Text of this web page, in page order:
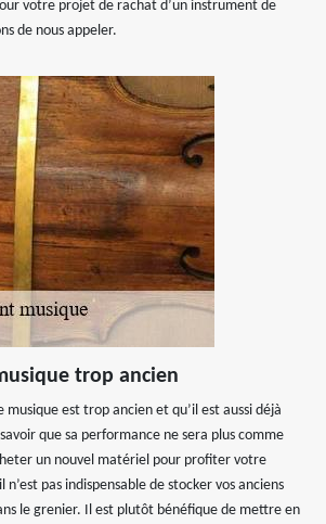
votre projet de rachat d’un instrument de
de nous appeler.
trop ancien
est trop ancien et qu’il est aussi déjà
que sa performance ne sera plus comme
un nouvel matériel pour profiter votre
n’est pas indispensable de stocker vos anciens
le grenier. Il est plutôt bénéfique de mettre en